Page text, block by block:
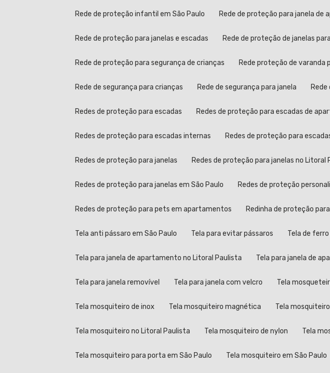
Rede de proteção infantil em São Paulo Rede de proteção para janela de
Rede de proteção para janelas e escadas Rede de proteção de janelas
Rede de proteção para segurança de crianças Rede proteção de varanda
Rede de segurança para crianças Rede de segurança para janela
Redes de proteção para escadas Redes de proteção para escadas de
Redes de proteção para escadas internas Redes de proteção para
Redes de proteção para janelas Redes de proteção para janelas no Litoral
Redes de proteção para janelas em São Paulo Redes de proteção
Redes de proteção para pets em apartamentos Redinha de proteção
Tela anti pássaro em São Paulo Tela para evitar pássaros Tela de
Tela para janela de apartamento no Litoral Paulista Tela para janela de
Tela para janela removível Tela para janela com velcro Tela
Tela mosquiteiro de inox Tela mosquiteiro magnética Tela
Tela mosquiteiro no Litoral Paulista Tela mosquiteiro de nylon Tela
Tela mosquiteiro para porta em São Paulo Tela mosquiteiro em São Paulo